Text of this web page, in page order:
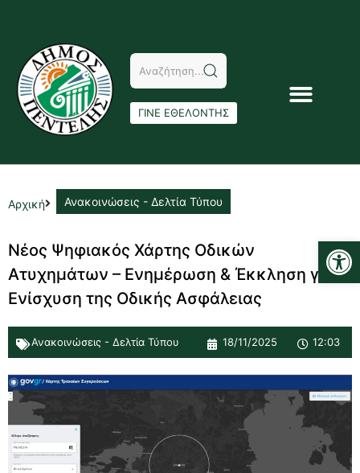
ΓΙΝΕ ΕΘΕΛΟΝΤΗΣ
Αρχική Ανακοινώσεις - Δελτία Τύπου
Νέος Ψηφιακός Χάρτης Οδικών
Ατυχημάτων – Ενημέρωση & Έκκληση για
Ενίσχυση της Οδικής Ασφάλειας
Ανακοινώσεις - Δελτία Τύπου 18/11/2025 12:03